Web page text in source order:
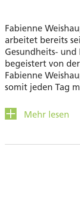
Fabienne
arbeitet bereits
Gesundheits-
begeistert von
Fabienne
somit jeden Tag
Sie gerne im
engagiert sie sich
Mehr lesen